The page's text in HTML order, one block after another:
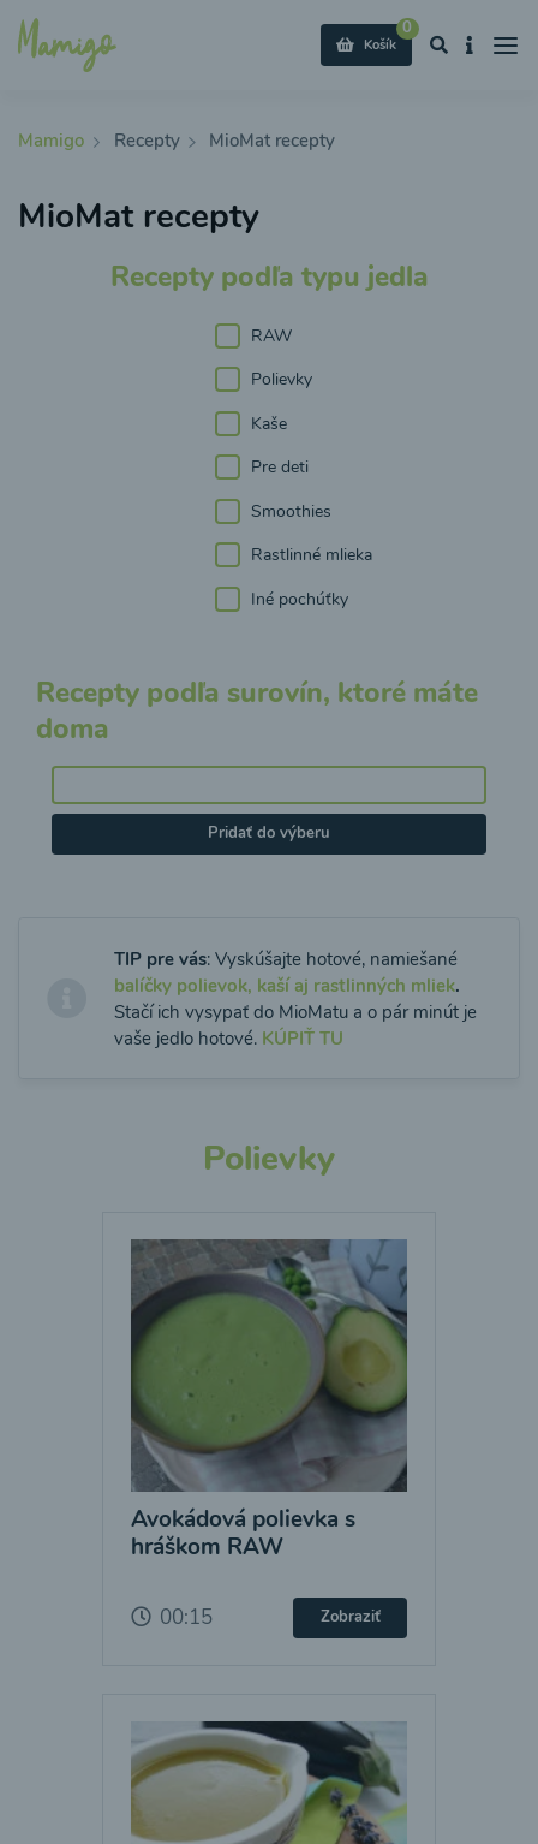
0
Košík
Mamigo Recepty MioMat recepty
MioMat recepty
Recepty podľa typu jedla
RAW
Polievky
Kaše
Pre deti
Smoothies
Rastlinné mlieka
Iné pochúťky
Recepty podľa surovín, ktoré máte
doma
Pridať do výberu
TIP pre vás: Vyskúšajte hotové, namiešané
balíčky polievok, kaší aj rastlinných mliek.
Stačí ich vysypať do MioMatu a o pár minút je
vaše jedlo hotové. KÚPIŤ TU
Polievky
Avokádová polievka s
hráškom RAW
00:15 Zobraziť